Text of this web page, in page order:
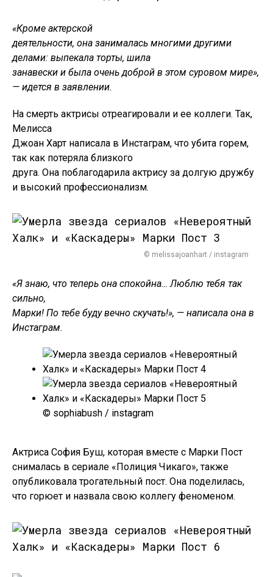
«Кроме актерской
деятельности, она занималась многими другими
делами: выпекала торты, шила
занавески и была очень доброй в этом суровом мире»,
— идется в заявлении.
На смерть актрисы отреагировали и ее коллеги. Так,
Мелисса
Джоан Харт написала в Инстаграм, что убита горем,
так как потеряла близкого
друга. Она поблагодарила актрису за долгую дружбу
и высокий профессионализм.
© melissajoanhart / instagram
«Я знаю, что теперь она спокойна… Люблю тебя так
сильно,
Марки! По тебе буду вечно скучать!», — написала она в
Инстаграм.
© sophiabush / instagram
Актриса София Буш, которая вместе с Марки Пост
снималась в сериале «Полиция Чикаго», также
опубликовала трогательный пост. Она поделилась,
что горюет и назвала свою коллегу феноменом.